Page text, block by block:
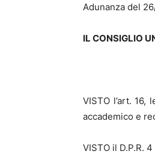
Adunanza del
IL CONSIGLIO
VISTO l’art.
accademico e
VISTO il D.P.R.